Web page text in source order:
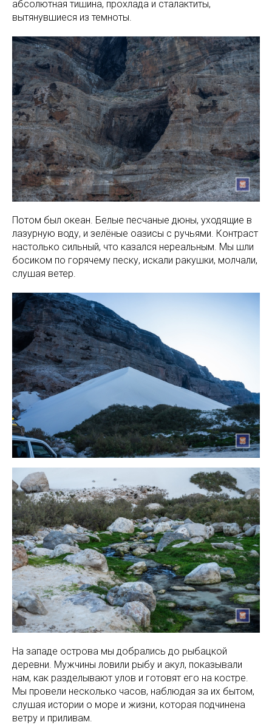
абсолютная тишина, прохлада и сталактиты,
вытянувшиеся из темноты.
Потом был океан. Белые песчаные дюны, уходящие в
лазурную воду, и зелёные оазисы с ручьями. Контраст
настолько сильный, что казался нереальным. Мы шли
босиком по горячему песку, искали ракушки, молчали,
слушая ветер.
На западе острова мы добрались до рыбацкой
деревни. Мужчины ловили рыбу и акул, показывали
нам, как разделывают улов и готовят его на костре.
Мы провели несколько часов, наблюдая за их бытом,
слушая истории о море и жизни, которая подчинена
ветру и приливам.